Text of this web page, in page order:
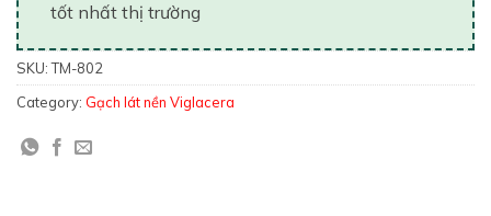
tốt nhất thị trường
SKU:TM-802
Category: Gạch lát nền Viglacera